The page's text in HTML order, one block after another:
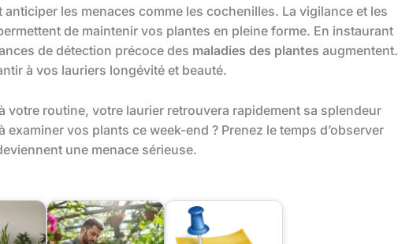
anticiper les menaces comme les cochenilles. La vigilance et les
de maintenir vos plantes en pleine forme. En instaurant
de détection précoce des maladies des plantes augmentent.
à vos lauriers longévité et beauté.
votre routine, votre laurier retrouvera rapidement sa splendeur
vos plants ce week-end ? Prenez le temps d’observer
une menace sérieuse.